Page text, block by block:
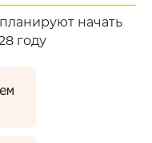
начать
году